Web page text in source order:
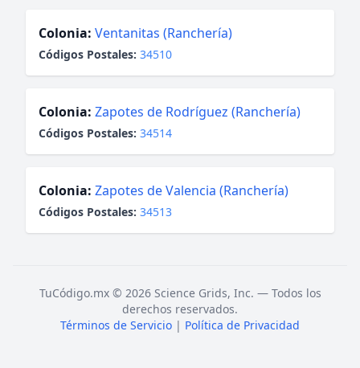
Colonia: Ventanitas (Ranchería)
Códigos Postales: 34510
Colonia: Zapotes de Rodríguez (Ranchería)
Códigos Postales: 34514
Colonia: Zapotes de Valencia (Ranchería)
Códigos Postales: 34513
TuCódigo.mx © 2026 Science Grids, Inc. — Todos los
derechos reservados.
Términos de Servicio | Política de Privacidad